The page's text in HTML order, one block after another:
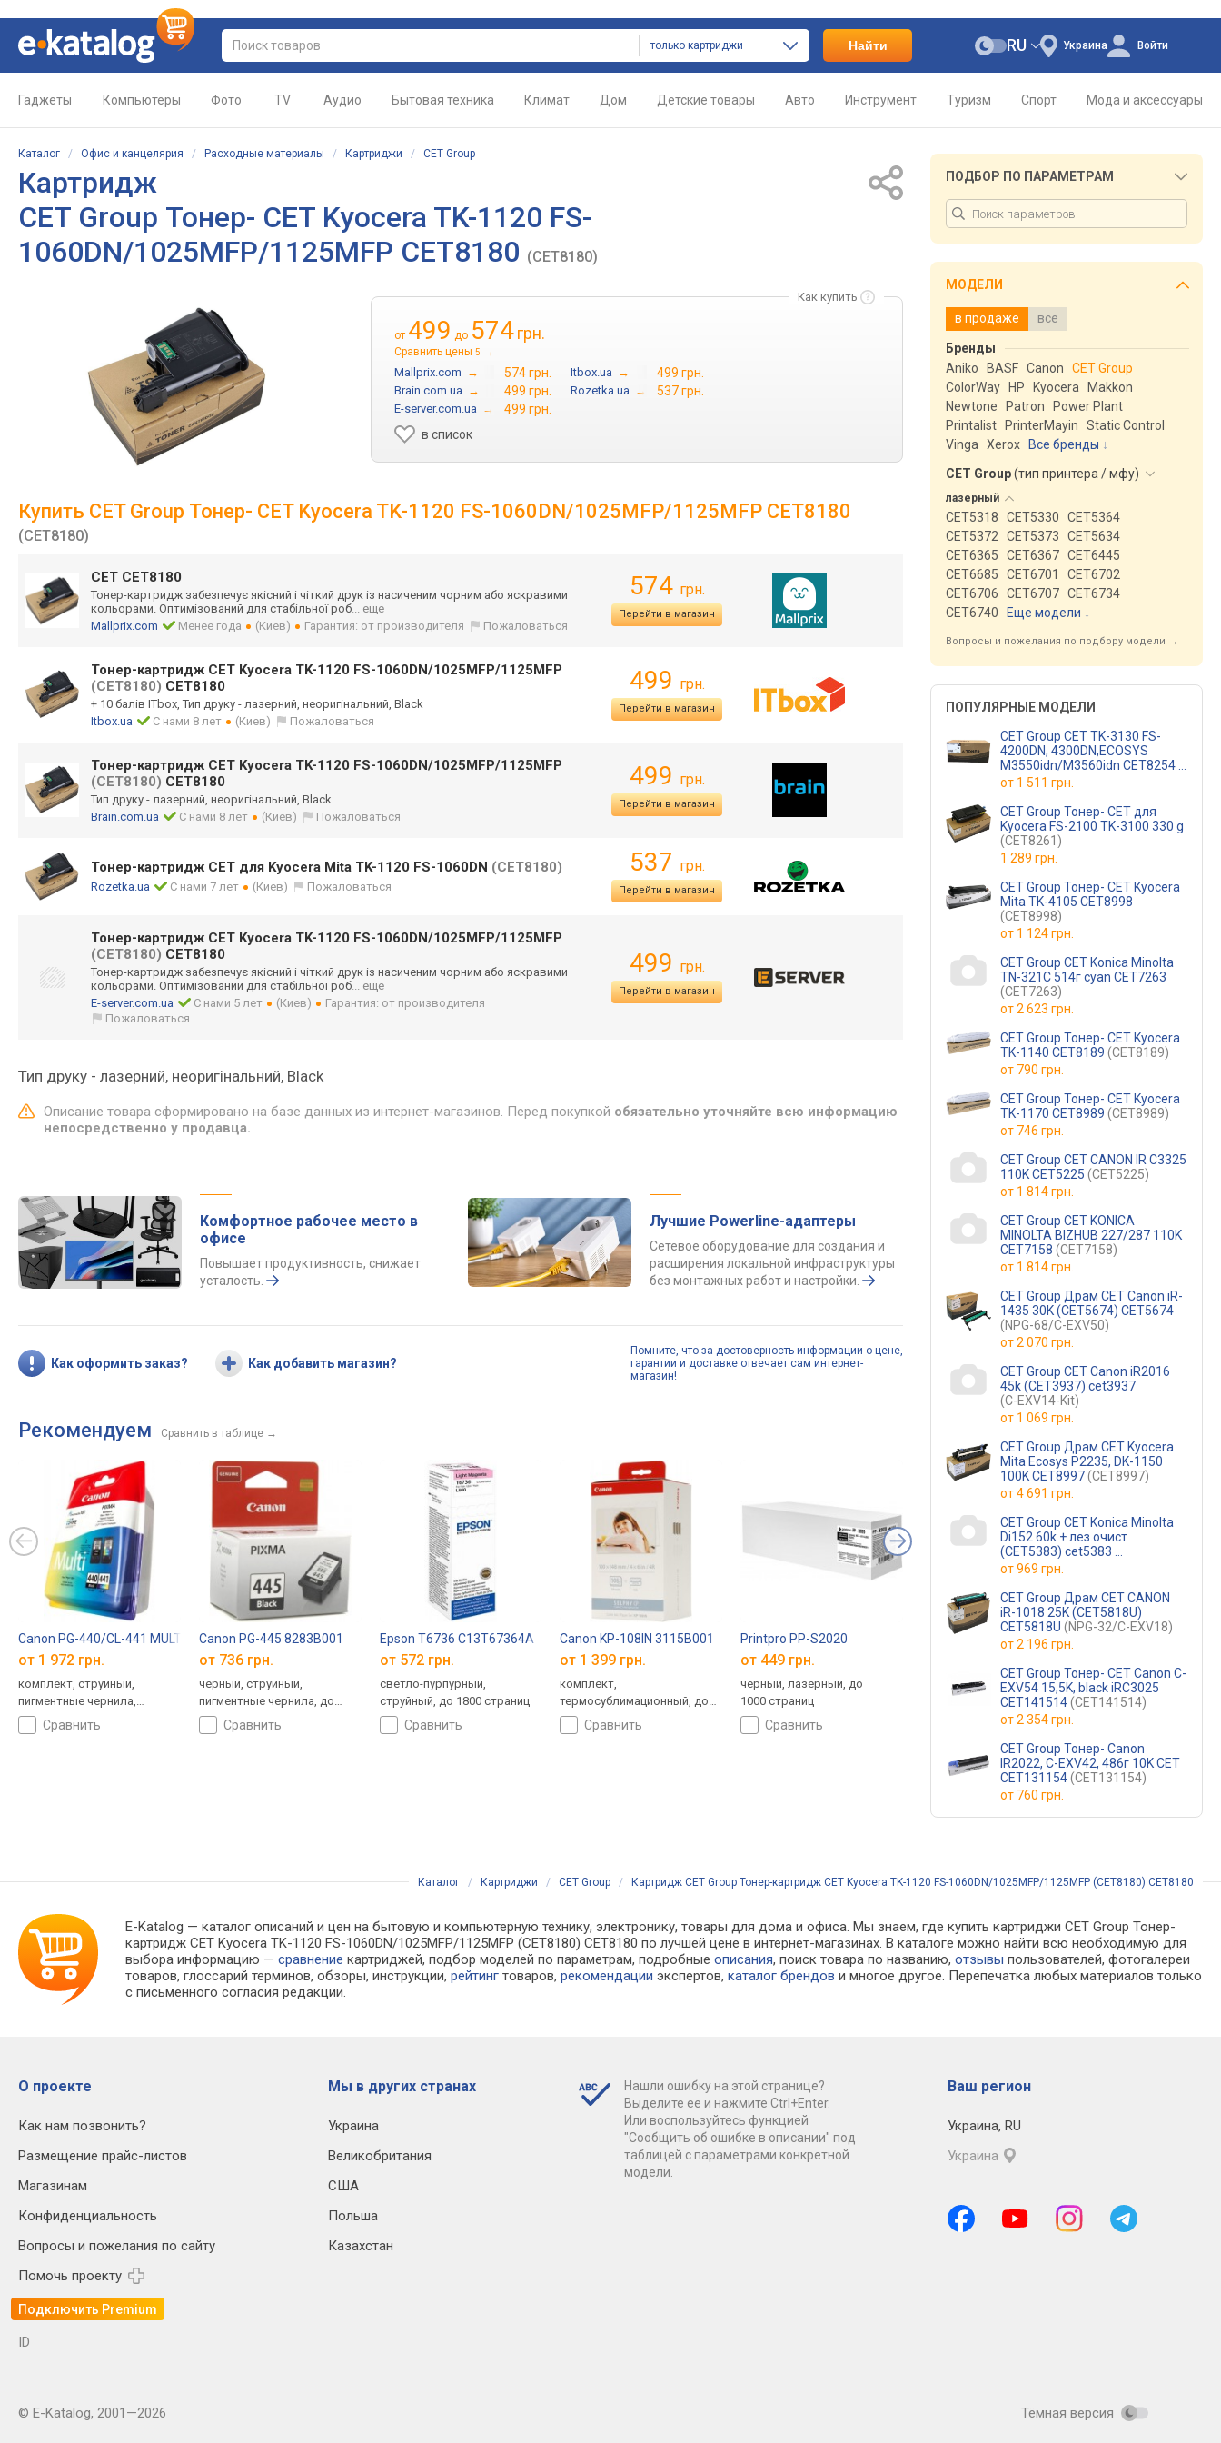
только картриджи Найти Украина
RU Войти
Гаджеты Компьютеры Фото TV Аудио Бытовая техника Климат Дом Детские товары Авто Инструмент Туризм Спорт Мода и аксессуары
Каталог / Офис и канцелярия / Расходные материалы / Картриджи / CET Group
Картридж
CET Group Тонер- CET Kyocera TK-1120 FS-
1060DN/1025MFP/1125MFP CET8180 (CET8180)
Как купить
от 499 до 574грн.
Сравнить цены 5 →
Mallprix.com → 574 грн. Itbox.ua → 499 грн.
Brain.com.ua → 499 грн. Rozetka.ua → 537 грн.
E-server.com.ua →
499 грн.
в список
Купить CET Group Тонер- CET Kyocera TK-1120 FS-1060DN/1025MFP/1125MFP CET8180
(CET8180)
CET CET8180
Тонер-картридж забезпечує якісний і чіткий друк із насиченим чорним або яскравими
кольорами. Оптимізований для стабільної роб... еще
Mallprix.com
Менее года (Киев) Гарантия: от производителя Пожаловаться
574 грн.
Перейти в магазин
Тонер-картридж CET Kyocera TK-1120 FS-1060DN/1025MFP/1125MFP
(CET8180) CET8180
+ 10 балів ITbox, Тип друку - лазерний, неоригінальний, Black
Itbox.ua
С нами 8 лет (Киев) Пожаловаться
499 грн.
Перейти в магазин
Тонер-картридж CET Kyocera TK-1120 FS-1060DN/1025MFP/1125MFP
(CET8180) CET8180
Тип друку - лазерний, неоригінальний, Black
Brain.com.ua
С нами 8 лет (Киев) Пожаловаться
499 грн.
Перейти в магазин
Тонер-картридж CET для Kyocera Mita TK-1120 FS-1060DN (CET8180)
Rozetka.ua С нами 7 лет (Киев) Пожаловаться
537 грн.
Перейти в магазин
Тонер-картридж CET Kyocera TK-1120 FS-1060DN/1025MFP/1125MFP
(CET8180) CET8180
Тонер-картридж забезпечує якісний і чіткий друк із насиченим чорним або яскравими
кольорами. Оптимізований для стабільної роб... еще
E-server.com.ua
С нами 5 лет (Киев)
Гарантия: от производителя
Пожаловаться
499 грн.
Перейти в магазин
Тип друку - лазерний, неоригінальний, Black
Описание товара сформировано на базе данных из интернет-магазинов. Перед покупкой обязательно уточняйте всю информацию
непосредственно у продавца.
Комфортное рабочее место в
офисе
Повышает продуктивность, снижает
усталость.
Лучшие Powerline-адаптеры
Сетевое оборудование для создания и
расширения локальной инфраструктуры
без монтажных работ и настройки.
Как оформить заказ? Как добавить магазин?
Помните, что за достоверность информации о цене,
гарантии и доставке отвечает сам интернет-
магазин!
Рекомендуем Сравнить в таблице →
Canon PG-440/CL-441 MULTI 5219B005
от 1 972 грн.
комплект, струйный,
пигментные чернила,
водорастворимые чернила,
до 360 страниц
сравнить
Canon PG-445 8283B001
от 736 грн.
черный, струйный,
пигментные чернила, до
180 страниц
сравнить
Epson T6736 C13T67364A
от 572 грн.
светло-пурпурный,
струйный, до 1800 страниц
сравнить
Canon KP-108IN 3115B001
от 1 399 грн.
комплект,
термосублимационный, до
108 страниц
сравнить
Printpro PP-S2020
от 449 грн.
черный, лазерный, до
1000 страниц
сравнить
Canon PG-84 8592B001
черный, струйный,
пигментные чернила
сравнить
Printalist PL-T8651
черный, струйный,
10000 страниц
ПОДБОР ПО ПАРАМЕТРАМ
МОДЕЛИ
в продаже все
Бренды
Aniko
BASF Canon
CET Group
ColorWay
HP Kyocera
Makkon
Newtone
Patron
Power Plant
Printalist
PrinterMayin
Static Control
Vinga
Xerox
Все бренды
CET Group(тип принтера / мфу)
лазерный
CET5318 CET5330
CET5364
CET5372
CET5373
CET5634
CET6365
CET6367 CET6445
CET6685
CET6701
CET6702
CET6706
CET6707 CET6734
CET6740
Еще модели ↓
Вопросы и пожелания по подбору модели →
ПОПУЛЯРНЫЕ МОДЕЛИ
CET Group CET TK-3130 FS-
4200DN, 4300DN,ECOSYS
M3550idn/M3560idn CET8254
(CET8254)
от 1 511 грн.
CET Group Тонер- CET для
Kyocera FS-2100 TK-3100 330 g
(CET8261)
1 289 грн.
CET Group Тонер- CET Kyocera
Mita TK-4105 CET8998
(CET8998)
от 1 124 грн.
CET Group CET Konica Minolta
TN-321C 514г cyan CET7263
(CET7263)
от2 623 грн.
CET Group Тонер- CET Kyocera
TK-1140 CET8189 (CET8189)
от 790 грн.
CET Group Тонер- CET Kyocera
TK-1170 CET8989 (CET8989)
от 746 грн.
CET Group CET CANON IR C3325
110K CET5225 (CET5225)
от 1 814 грн.
CET Group CET KONICA
MINOLTA BIZHUB 227/287 110K
CET7158 (CET7158)
от 1 814 грн.
CET Group Драм CET Canon iR-
1435 30K (CET5674) CET5674
(NPG-68/C-EXV50)
от2 070 грн.
CET Group CET Canon iR2016
45k (CET3937) cet3937
(C-EXV14-Kit)
от 1 069 грн.
CET Group Драм CET Kyocera
Mita Ecosys P2235, DK-1150
100K CET8997(CET8997)
от4 691 грн.
CET Group CET Konica Minolta
Di152 60k + лез.очист
(CET5383) cet5383
(4021-0292-01)
от969 грн.
CET Group Драм CET CANON
iR-1018 25K (CET5818U)
CET5818U (NPG-32/C-EXV18)
от2 196 грн.
CET Group Тонер- CET Canon C-
EXV54 15,5K, black iRC3025
CET141514(CET141514)
от2 354 грн.
CET Group Тонер- Canon
IR2022, C-EXV42, 486г 10K CET
CET131154(CET131154)
от 760 грн.
Каталог / Картриджи / CET Group / Картридж CET Group Тонер-картридж CET Kyocera TK-1120 FS-1060DN/1025MFP/1125MFP (CET8180) CET8180
E-Katalog — каталог описаний и цен на бытовую и компьютерную технику, электронику, товары для дома и офиса. Мы знаем, где купить картриджи CET Group Тонер-
картридж CET Kyocera TK-1120 FS-1060DN/1025MFP/1125MFP (CET8180) CET8180 по лучшей цене в интернет-магазинах. В каталоге можно найти всю необходимую для
выбора информацию —сравнение картриджей, подбор моделей по параметрам, подробныеописания, поиск товара по названию,отзывы пользователей, фотогалереи
товаров, глоссарий терминов, обзоры, инструкции,рейтинг товаров,рекомендации экспертов,каталог брендов и многое другое. Перепечатка любых материалов только
с письменного согласия редакции.
О проекте
Как нам позвонить?
Размещение прайс-листов
Магазинам
Конфиденциальность
Вопросы и пожелания по сайту
Помочь проекту
Подключить Premium
Мы в других странах
Украина
Великобритания
США
Польша
Казахстан
Нашли ошибку на этой странице?
Выделите ее и нажмите Ctrl+Enter.
Или воспользуйтесь функцией
"Сообщить об ошибке в описании" под
таблицей с параметрами конкретной
модели.
Ваш регион
Украина, RU
Украина
ID
© E-Katalog, 2001—2026 Тёмная версия